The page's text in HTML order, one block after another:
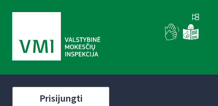
Prisijungti